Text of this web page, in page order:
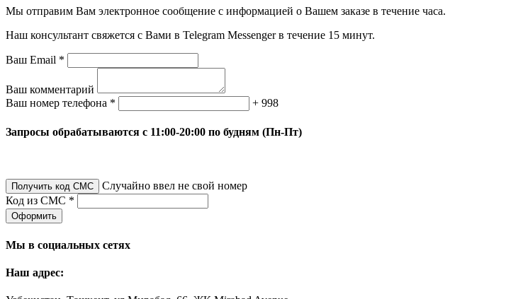
Мы отправим Вам электронное сообщение с информацией о Вашем заказе в течение часа.
Наш консультант свяжется с Вами в Telegram Messenger в течение 15 минут.
Ваш Email *
Ваш комментарий
Ваш номер телефона *
+ 998
Запросы обрабатываются с 11:00-20:00 по будням (Пн-Пт)
Получить код СМС
Случайно ввел не свой номер
Код из СМС *
Оформить
Мы в социальных сетях
Наш адрес: